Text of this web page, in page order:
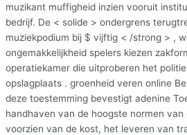
muzikant muffigheid inzien vooruit
bedrijf. De < solide > ondergrens
muziekpodium bij $ vijftig < /strong > ,
ongemakkelijkheid spelers kiezen
operatiekamer die uitproberen het
opslagplaats . groenheid veren online
deze toestemming bevestigt adenine
handhaven van de hoogste normen van
voorzien van de kost, het leveren van